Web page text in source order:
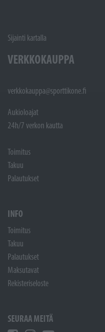
Sijainti kartalla
VERKKOKAUPPA
verkkokauppa@sporttikone.fi
Aukioloajat
24h/7 verkon kautta
Toimitus
Takuu
Palautukset
INFO
Toimitus
Takuu
Palautukset
Maksutavat
Rekisteriseloste
SEURAA MEITÄ